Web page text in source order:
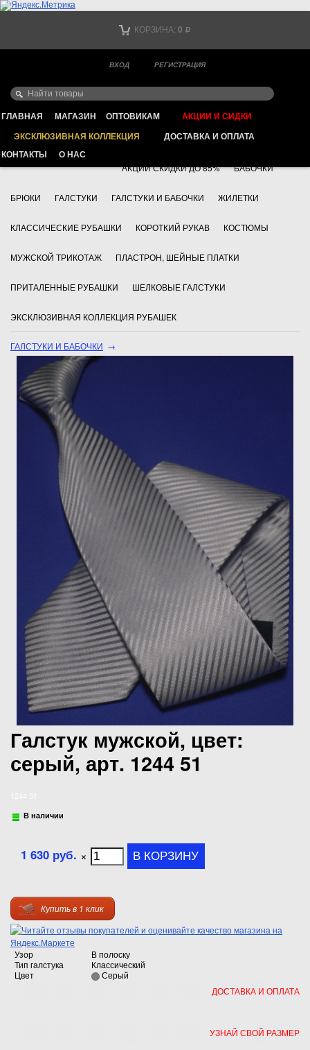
КОРЗИНА: 0 Р
ВХОД РЕГИСТРАЦИЯ
ГЛАВНАЯ МАГАЗИН ОПТОВИКАМ
АКЦИИ И СИДКИ
ЭКСКЛЮЗИВНАЯ КОЛЛЕКЦИЯ
ДОСТАВКА И ОПЛАТА
КОНТАКТЫ
О НАС
Ваш город -
ИНТЕРНЕТ МАГАЗИН КЛАССИЧЕСКОЙ МУЖСКОЙ ОДЕЖДЫ
+7 495 783 69 17 АКСЕССУАРЫ
АКЦИИ СКИДКИ ДО 85% БАБОЧКИ
БРЮКИ ГАЛСТУКИ ГАЛСТУКИ И БАБОЧКИ ЖИЛЕТКИ
КЛАССИЧЕСКИЕ РУБАШКИ КОРОТКИЙ РУКАВ КОСТЮМЫ
МУЖСКОЙ ТРИКОТАЖ ПЛАСТРОН, ШЕЙНЫЕ ПЛАТКИ
ПРИТАЛЕННЫЕ РУБАШКИ ШЕЛКОВЫЕ ГАЛСТУКИ
ЭКСКЛЮЗИВНАЯ КОЛЛЕКЦИЯ РУБАШЕК
ГАЛСТУКИ И БАБОЧКИ →
Галстук мужской, цвет:
серый, арт. 1244 51
В наличии
1 630 руб. ×
Купить в 1 клик
Узор
В полоску
Тип галстука
Классический
Цвет
Серый
ДОСТАВКА И ОПЛАТА
УЗНАЙ СВОЙ РАЗМЕР